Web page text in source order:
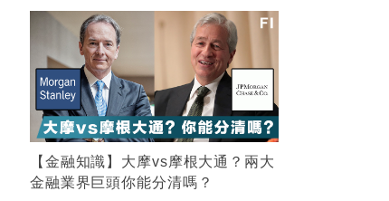
【金融知識】大摩vs摩根大通？兩大
金融業界巨頭你能分清嗎？